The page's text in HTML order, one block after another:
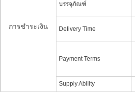
การชำระเงิน
บรรจุภัณฑ์
Delivery Time
Payment Terms
Supply Ability